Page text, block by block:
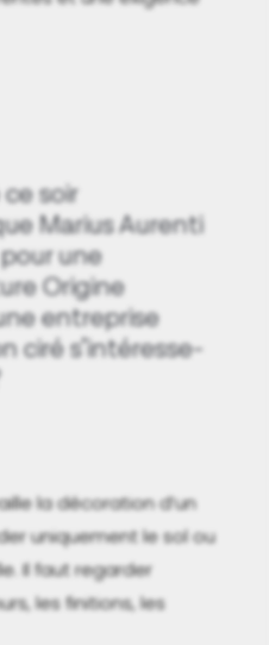
soir
Marius Aurenti
une
Origine
entreprise
ciré s’intéresse-
la décoration d’un
uniquement le sol ou
Il faut regarder
les finitions, les